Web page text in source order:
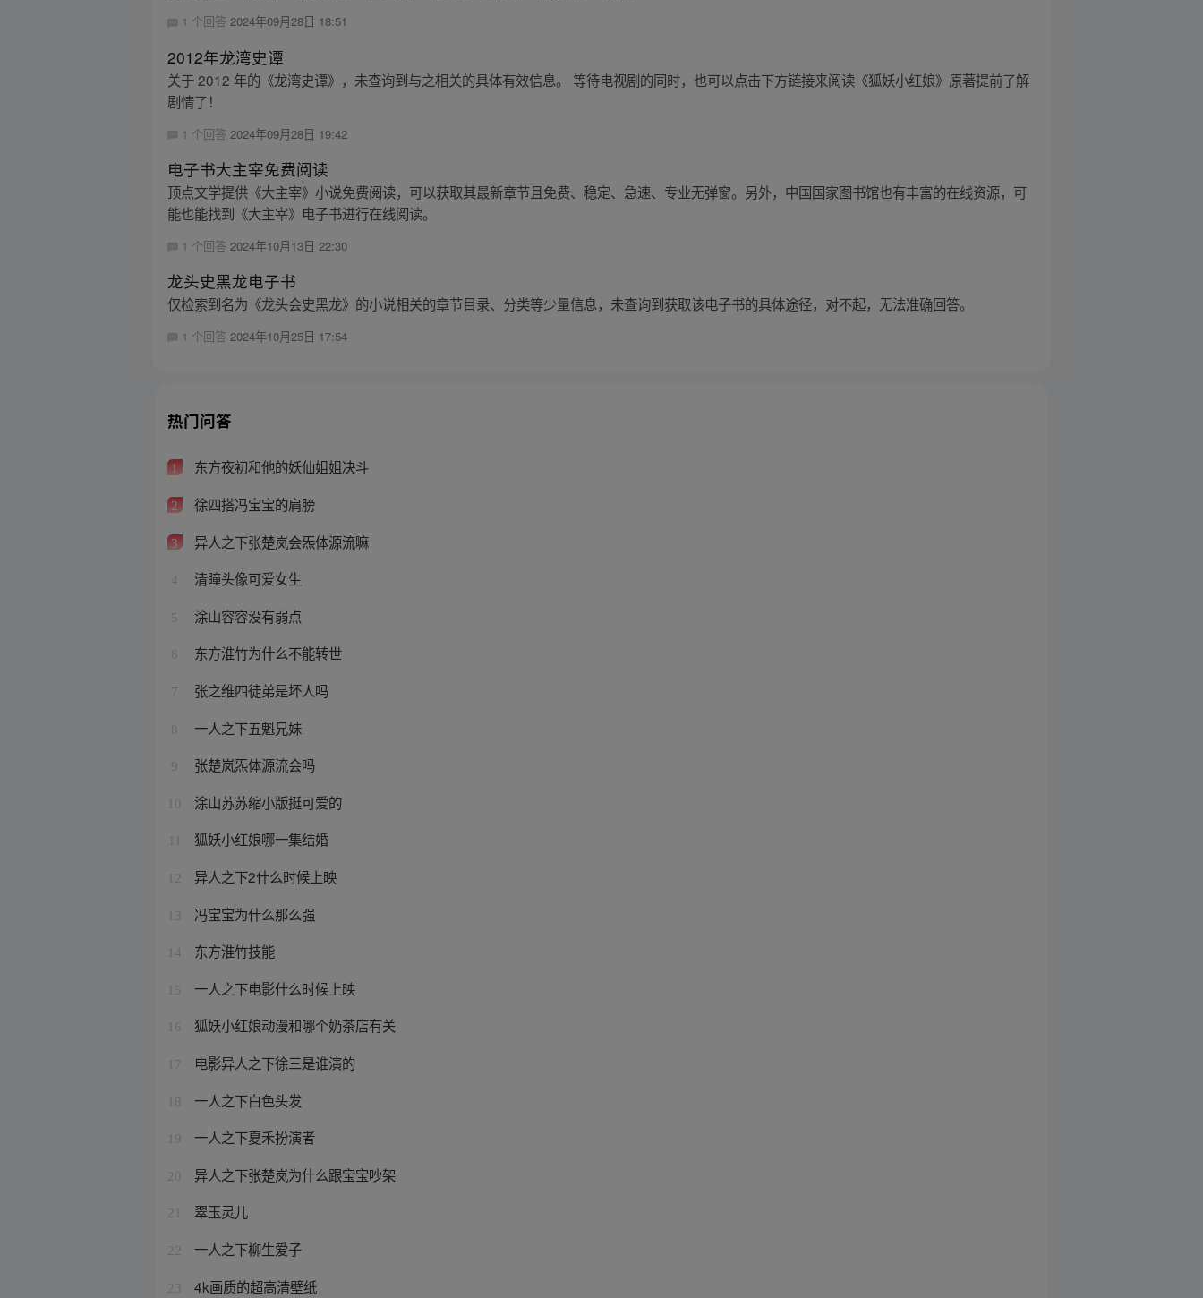
1 个回答2024年09月28日 18:51
2012年龙湾史谭
关于 2012 年的《龙湾史谭》，未查询到与之相关的具体有效信息。 等待电视剧的同时，也可以点击下方链接来阅读《狐妖小红娘》原著提前了解
剧情了！
1 个回答 2024年09月28日 19:42
电子书大主宰免费阅读
顶点文学提供《大主宰》小说免费阅读，可以获取其最新章节且免费、稳定、急速、专业无弹窗。另外，中国国家图书馆也有丰富的在线资源，可
能也能找到《大主宰》电子书进行在线阅读。
1 个回答 2024年10月13日 22:30
龙头史黑龙电子书
仅检索到名为《龙头会史黑龙》的小说相关的章节目录、分类等少量信息，未查询到获取该电子书的具体途径，对不起，无法准确回答。
1 个回答2024年10月25日 17:54
热门问答
1 东方夜初和他的妖仙姐姐决斗
2 徐四搭冯宝宝的肩膀
3 异人之下张楚岚会炁体源流嘛
4 清瞳头像可爱女生
5 涂山容容没有弱点
6 东方淮竹为什么不能转世
7 张之维四徒弟是坏人吗
8 一人之下五魁兄妹
9 张楚岚炁体源流会吗
10 涂山苏苏缩小版挺可爱的
狐妖小红娘哪一集结婚
12 异人之下2什么时候上映
13 冯宝宝为什么那么强
14 东方淮竹技能
15 一人之下电影什么时候上映
16 狐妖小红娘动漫和哪个奶茶店有关
17 电影异人之下徐三是谁演的
18 一人之下白色头发
19 一人之下夏禾扮演者
20 异人之下张楚岚为什么跟宝宝吵架
21 翠玉灵儿
22 一人之下柳生爱子
23 4k画质的超高清壁纸